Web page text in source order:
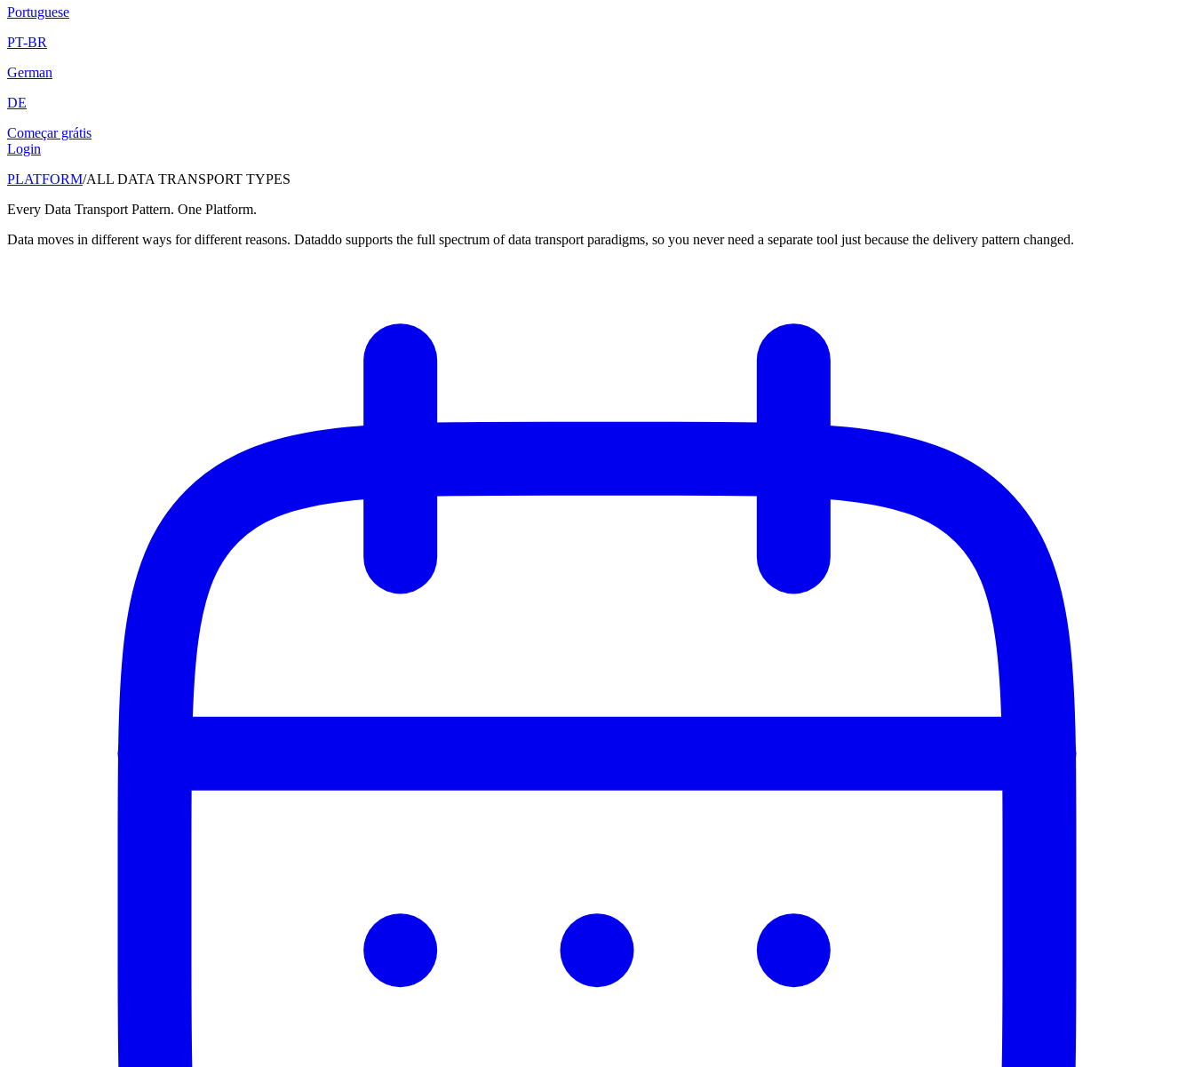
Portuguese
PT-BR
German
DE
Começar grátis
Login
PLATFORM/ALL DATA TRANSPORT TYPES
Every Data Transport Pattern. One Platform.
Data moves in different ways for different reasons. Dataddo supports the full spectrum of data transport paradigms, so you never need a separate tool just because the delivery pattern changed.